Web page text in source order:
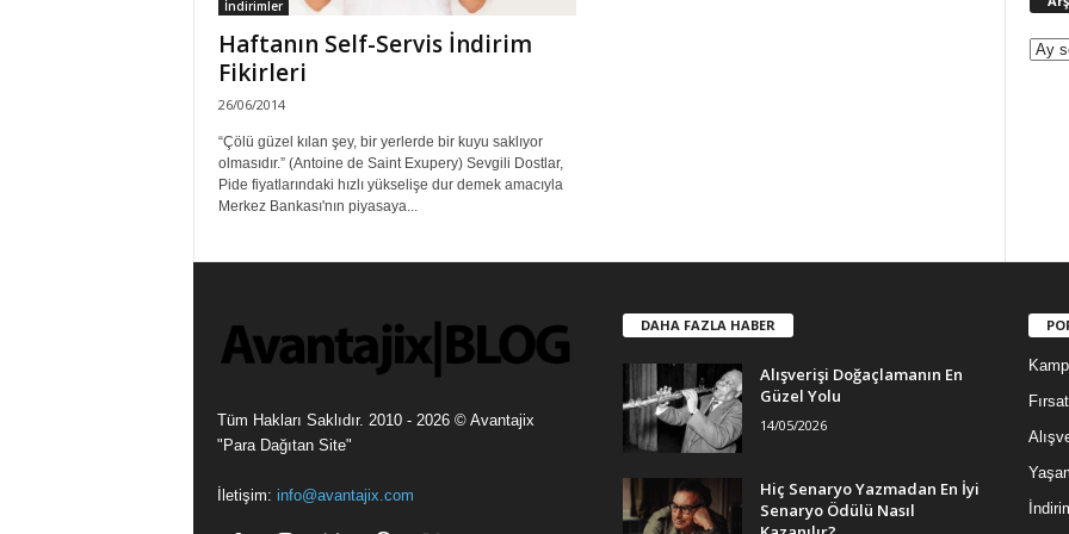
İndirimler
Haftanın Self-Servis İndirim
Fikirleri
26/06/2014
“Çölü güzel kılan şey, bir yerlerde bir kuyu saklıyor
olmasıdır.” (Antoine de Saint Exupery) Sevgili Dostlar,
Pide fiyatlarındaki hızlı yükselişe dur demek amacıyla
Merkez Bankası'nın piyasaya...
Tüm Hakları Saklıdır. 2010 - 2026 © Avantajix
"Para Dağıtan Site"
İletişim: info@avantajix.com
DAHA FAZLA HABER
Alışverişi Doğaçlamanın En
Güzel Yolu
14/05/2026
Hiç Senaryo Yazmadan En İyi
Senaryo Ödülü Nasıl